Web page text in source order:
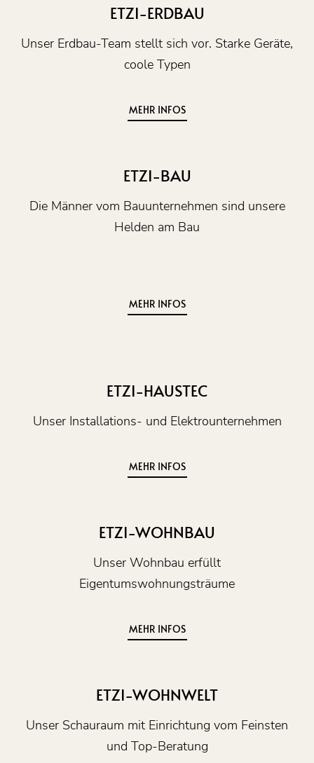
ETZI-ERDBAU
Unser Erdbau-Team stellt sich vor. Starke Geräte,
coole Typen
MEHR INFOS
ETZI-BAU
Die Männer vom Bauunternehmen sind unsere
Helden am Bau
MEHR INFOS
ETZI-HAUSTEC
Unser Installations- und Elektrounternehmen
MEHR INFOS
ETZI-WOHNBAU
Unser Wohnbau erfüllt
Eigentumswohnungsträume
MEHR INFOS
ETZI-WOHNWELT
Unser Schauraum mit Einrichtung vom Feinsten
und Top-Beratung